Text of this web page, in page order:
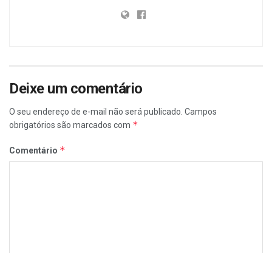
Deixe um comentário
O seu endereço de e-mail não será publicado. Campos
obrigatórios são marcados com *
Comentário *